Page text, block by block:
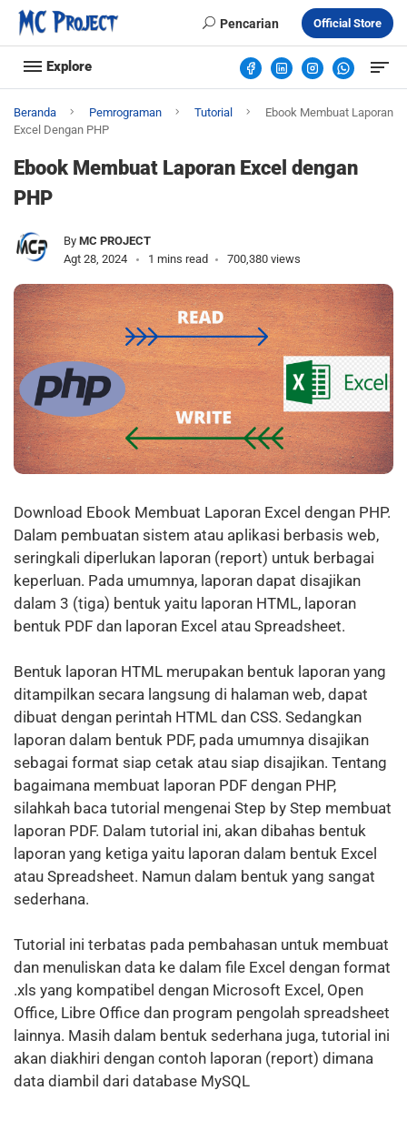
Pencarian Official Store
Explore
Beranda Pemrograman Tutorial
Ebook Membuat Laporan
Excel Dengan PHP
Ebook Membuat Laporan Excel dengan
PHP
By MC PROJECT
Agt 28, 2024
1 mins read 700,380 views
Download Ebook Membuat Laporan Excel dengan PHP.
Dalam pembuatan sistem atau aplikasi berbasis web,
seringkali diperlukan laporan (report) untuk berbagai
keperluan. Pada umumnya, laporan dapat disajikan
dalam 3 (tiga) bentuk yaitu laporan HTML, laporan
bentuk PDF dan laporan Excel atau Spreadsheet.
Bentuk laporan HTML merupakan bentuk laporan yang
ditampilkan secara langsung di halaman web, dapat
dibuat dengan perintah HTML dan CSS. Sedangkan
laporan dalam bentuk PDF, pada umumnya disajikan
sebagai format siap cetak atau siap disajikan. Tentang
bagaimana membuat laporan PDF dengan PHP,
silahkah baca tutorial mengenai Step by Step membuat
laporan PDF. Dalam tutorial ini, akan dibahas bentuk
laporan yang ketiga yaitu laporan dalam bentuk Excel
atau Spreadsheet. Namun dalam bentuk yang sangat
sederhana.
Tutorial ini terbatas pada pembahasan untuk membuat
dan menuliskan data ke dalam file Excel dengan format
.xls yang kompatibel dengan Microsoft Excel, Open
Office, Libre Office dan program pengolah spreadsheet
lainnya. Masih dalam bentuk sederhana juga, tutorial ini
akan diakhiri dengan contoh laporan (report) dimana
data diambil dari database MySQL